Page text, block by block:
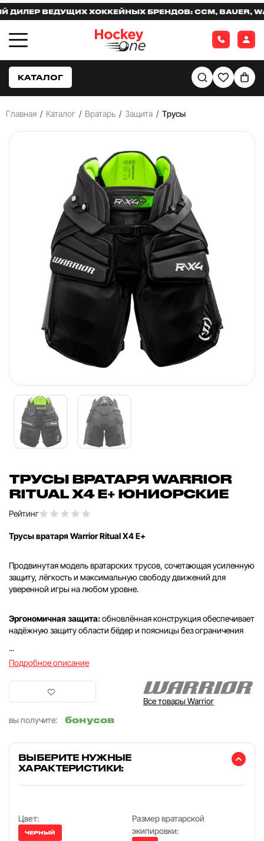
ВЕДУЩИХ ХОККЕЙНЫХ БРЕНДОВ: CCM, BAUER,
КАТАЛОГ
Главная / Каталог / Вратарь / Защита / Трусы
ТРУСЫ ВРАТАРЯ WARRIOR
RITUAL X4 E+ ЮНИОРСКИЕ
Рейтинг
Трусы вратаря Warrior Ritual X4 E+
Продвинутая модель вратарских трусов, сочетающая усиленную
защиту, лёгкость и максимальную свободу движений для
уверенной игры на любом уровне.
Эргономичная защита:обновлённая конструкция обеспечивает
надёжную защиту области бёдер и поясницы без ограничения
...
Подробное описание
Все товары Warrior
вы получите:
бонусов
ВЫБЕРИТЕ НУЖНЫЕ
ХАРАКТЕРИСТИКИ:
Цвет:
ЧЕРНЫЙ
Размер вратарской
экипировки: